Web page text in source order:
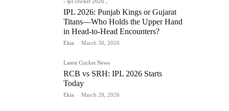
IPL 2026: Punjab Kings or Gujarat
Titans—Who Holds the Upper Hand
in Head-to-Head Encounters?
Ekta - March 30, 2026
Latest Cricket News
RCB vs SRH: IPL 2026 Starts
Today
Ekta - March 28, 2026